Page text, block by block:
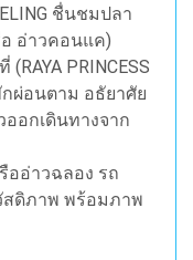
ชื่นชมปลา
อ่าวคอนแค)
PRINCESS
กผ่อนตาม อธัยาศัย
ออกเดินทางจาก
ออ่าวฉลอง รถ
ดิภาพ พร้อมภาพ